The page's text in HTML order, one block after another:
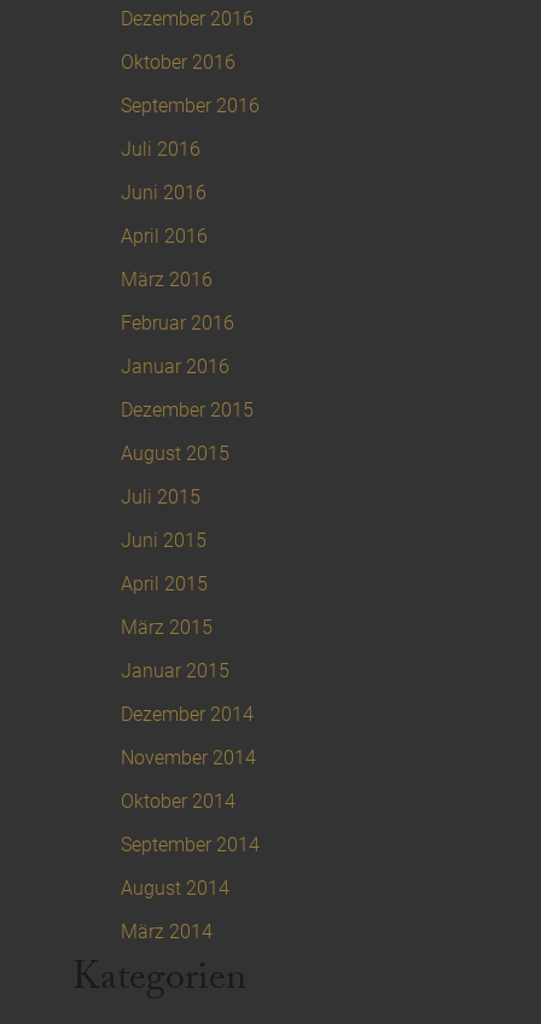
Dezember 2016
Oktober 2016
September 2016
Juli 2016
Juni 2016
April 2016
März 2016
Februar 2016
Januar 2016
Dezember 2015
August 2015
Juli 2015
Juni 2015
April 2015
März 2015
Januar 2015
Dezember 2014
November 2014
Oktober 2014
September 2014
August 2014
März 2014
Kategorien